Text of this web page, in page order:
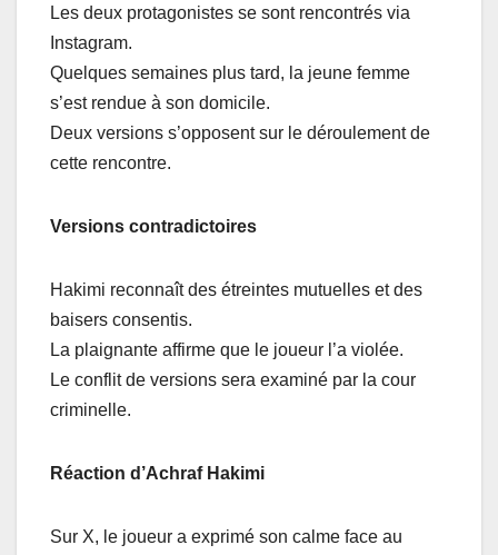
Les deux protagonistes se sont rencontrés via
Instagram.
Quelques semaines plus tard, la jeune femme
s’est rendue à son domicile.
Deux versions s’opposent sur le déroulement de
cette rencontre.
Versions contradictoires
Hakimi reconnaît des étreintes mutuelles et des
baisers consentis.
La plaignante affirme que le joueur l’a violée.
Le conflit de versions sera examiné par la cour
criminelle.
Réaction d’Achraf Hakimi
Sur X, le joueur a exprimé son calme face au